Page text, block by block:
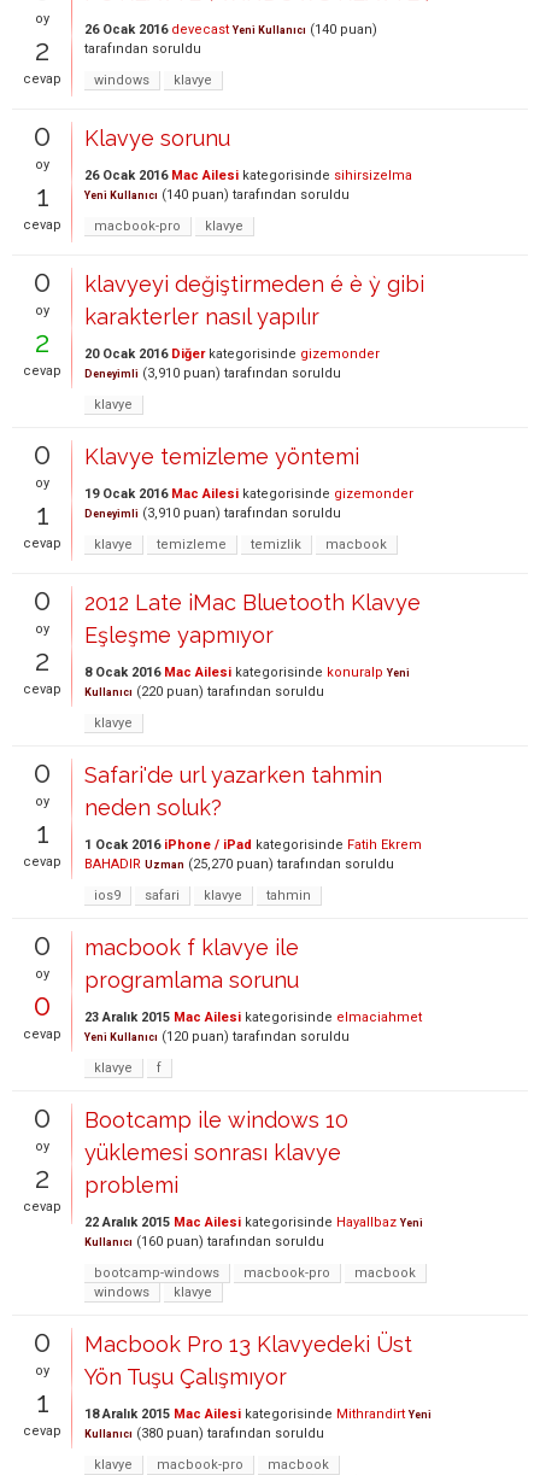
oy
2
cevap
26 Ocak 2016 devecast Yeni Kullanıcı (140 puan)
tarafından soruldu
windows
klavye
0
oy
1
cevap
Klavye sorunu
26 Ocak 2016 Mac Ailesi kategorisinde sihirsizelma
Yeni Kullanıcı (140 puan) tarafından soruldu
macbook-pro
klavye
0
oy
2
cevap
klavyeyi değiştirmeden é è ỳ gibi
karakterler nasıl yapılır
20 Ocak 2016 Diğerkategorisinde gizemonder
Deneyimli (3,910 puan) tarafından soruldu
klavye
0
oy
1
cevap
Klavye temizleme yöntemi
19 Ocak 2016 Mac Ailesi kategorisinde gizemonder
Deneyimli (3,910 puan) tarafından soruldu
klavye
temizleme temizlik macbook
0
oy
2
cevap
2012 Late iMac Bluetooth Klavye
Eşleşme yapmıyor
8 Ocak 2016 Mac Ailesi kategorisinde konuralp Yeni
Kullanıcı (220 puan) tarafından soruldu
klavye
0
oy
1
cevap
Safari'de url yazarken tahmin
neden soluk?
1 Ocak 2016 iPhone / iPad kategorisinde Fatih Ekrem
BAHADIR Uzman (25,270 puan) tarafından soruldu
ios9
safari klavye tahmin
0
oy
0
cevap
macbook f klavye ile
programlama sorunu
23 Aralık 2015 Mac Ailesi kategorisinde elmaciahmet
Yeni Kullanıcı (120 puan) tarafından soruldu
klavye
f
0
oy
2
cevap
Bootcamp ile windows 10
yüklemesi sonrası klavye
problemi
22 Aralık 2015 Mac Ailesi kategorisinde Hayallbaz Yeni
Kullanıcı (160 puan) tarafından soruldu
bootcamp-windows
macbook-pro
macbook
windows
klavye
0
oy
1
cevap
Macbook Pro 13 Klavyedeki Üst
Yön Tuşu Çalışmıyor
18 Aralık 2015 Mac Ailesi kategorisinde Mithrandirt Yeni
Kullanıcı (380 puan) tarafından soruldu
klavye
macbook-pro
macbook